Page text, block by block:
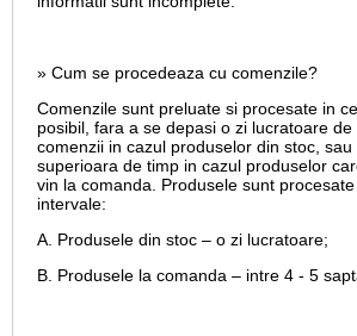
» Cum se procedeaza cu comenzile?
Comenzile sunt preluate si procesate in
posibil, fara a se depasi o zi lucratoare de
comenzii in cazul produselor din stoc, sau
superioara de timp in cazul produselor
vin la comanda. Produsele sunt
intervale:
A. Produsele din stoc – o zi lucratoare;
B. Produsele la comanda – intre 4 - 5